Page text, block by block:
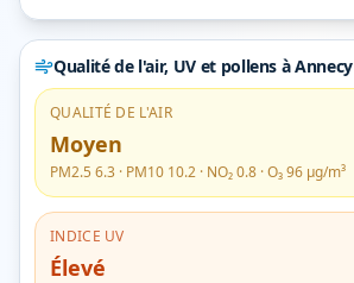
Qualité de l'air, UV et pollens à Annecy
QUALITÉ DE L'AIR
Moyen
PM2.5 6.3 · PM10 10.2 · NO₂0.8 · O₃96 µg/m³
INDICE UV
Élevé